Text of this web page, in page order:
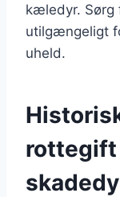
kæledyr. Sørg
utilgængeligt
uheld.
rottegift